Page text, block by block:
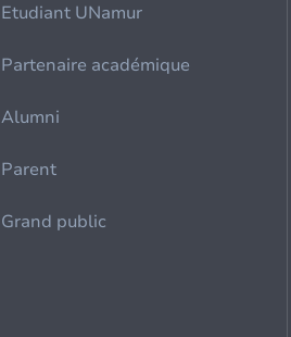
Etudiant UNamur
Partenaire académique
Alumni
Parent
Grand public